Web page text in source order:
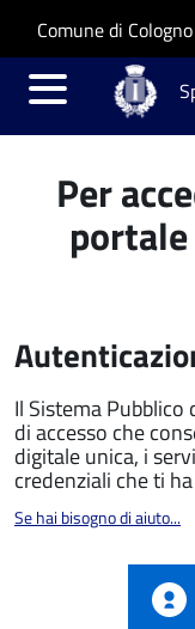
Salta al
Skip to site
Comune di
Per
Il Sistema Pubblico
di accesso che
digitale unica, i
credenziali che ti
Se hai bisogno di aiuto...